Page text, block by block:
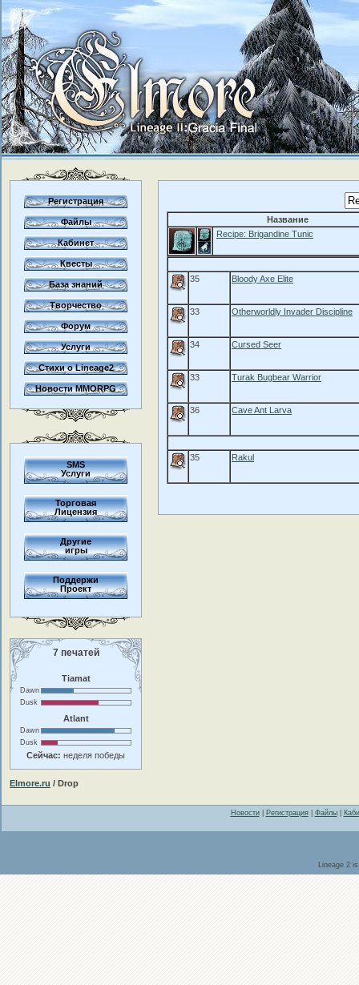
Регистрация
Файлы
Кабинет
Квесты
База знаний
Творчество
Форум
Услуги
Стихи о Lineage2
Новости MMORPG
SMS
Услуги
Торговая
Лицензия
Другие
игры
Поддержи
Проект
7 печатей
Tiamat
Dawn
Dusk
Atlant
Dawn
Dusk
Сейчас: неделя победы
Название
Recipe: Brigandine Tunic
35 Bloody Axe Elite
33 Otherworldly Invader Discipline
34 Cursed Seer
33 Turak Bugbear Warrior
36 Cave Ant Larva
35 Rakul
Elmore.ru / Drop
Новости| Регистрация| Файлы|
Lineage 2